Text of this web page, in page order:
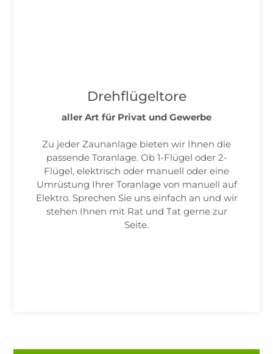
Drehflügeltore
aller Art für Privat und Gewerbe
Zu jeder Zaunanlage bieten wir Ihnen die
passende Toranlage. Ob 1-Flügel oder 2-
Flügel, elektrisch oder manuell oder eine
Umrüstung Ihrer Toranlage von manuell auf
Elektro. Sprechen Sie uns einfach an und wir
stehen Ihnen mit Rat und Tat gerne zur
Seite.